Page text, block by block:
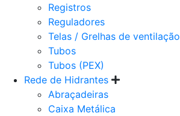
Registros
Reguladores
Telas / Grelhas de ventilação
Tubos
Tubos (PEX)
Rede de Hidrantes
Abraçadeiras
Caixa Metálica